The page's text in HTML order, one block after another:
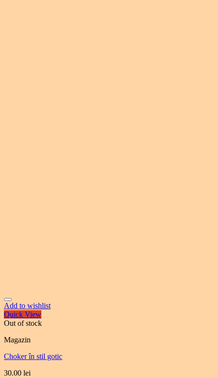
Add to wishlist
Quick View
Out of stock
Magazin
Choker în stil gotic
30.00 lei